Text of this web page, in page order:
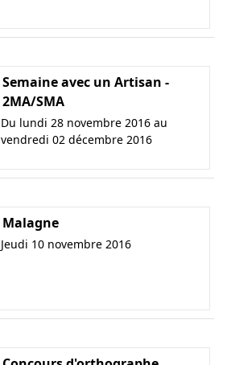
Semaine avec un Artisan -
2MA/SMA
Du lundi 28 novembre 2016 au
vendredi 02 décembre 2016
Malagne
Jeudi 10 novembre 2016